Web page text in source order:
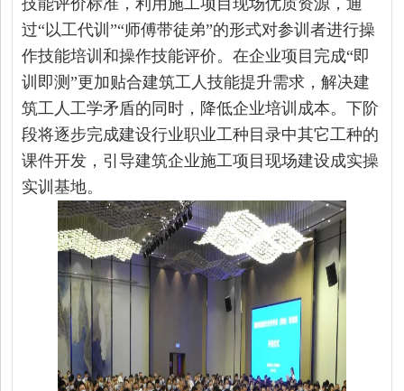
技能评价标准，利用施工项目现场优质资源，通
过“以工代训”“师傅带徒弟”的形式对参训者进行操
作技能培训和操作技能评价。在企业项目完成“即
训即测”更加贴合建筑工人技能提升需求，解决建
筑工人工学矛盾的同时，降低企业培训成本。下阶
段将逐步完成建设行业职业工种目录中其它工种的
课件开发，引导建筑企业施工项目现场建设成实操
实训基地。